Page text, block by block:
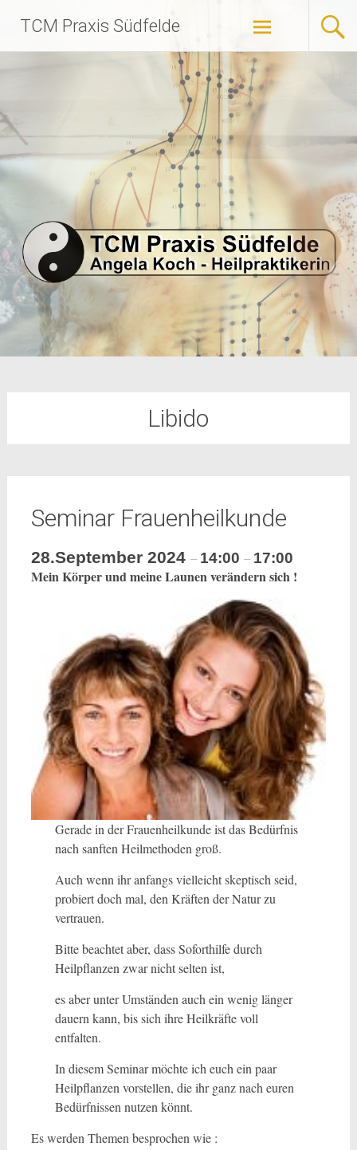
TCM Praxis Südfelde
Libido
Seminar Frauenheilkunde
28.September 2024 – 14:00 – 17:00
Mein Körper und meine Launen verändern sich !
Gerade in der Frauenheilkunde ist das Bedürfnis
nach sanften Heilmethoden groß.
Auch wenn ihr anfangs vielleicht skeptisch seid,
probiert doch mal, den Kräften der Natur zu
vertrauen.
Bitte beachtet aber, dass Soforthilfe durch
Heilpflanzen zwar nicht selten ist,
es aber unter Umständen auch ein wenig länger
dauern kann, bis sich ihre Heilkräfte voll
entfalten.
In diesem Seminar möchte ich euch ein paar
Heilpflanzen vorstellen, die ihr ganz nach euren
Bedürfnissen nutzen könnt.
Es werden Themen besprochen wie :